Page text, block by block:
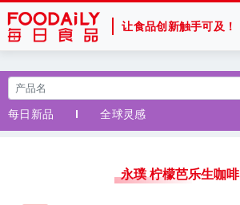
让食品创新触手可及！
每日新品
全球灵感
永璞 柠檬芭乐生咖啡